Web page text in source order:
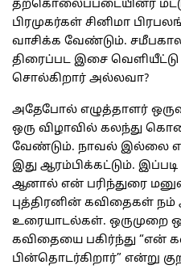
தற்கொலைப்படையினர்
பிரமுகர்கள் சினிமா
வாசிக்க வேண்டும்.
திரைப்பட இசை வெளியீட்டு
சொல்கிறார் அல்லவா?
அதேபோல் எழுத்தாளர்
ஒரு விழாவில் கலந்து
வேண்டும். நாவல் இல்லை
இது ஆரம்பிக்கட்டும்.
ஆனால் என் பரிந்துரை
புத்திரனின் கவிதைகள்
உரையாடல்கள். ஒருமுறை
கவிதையை பகிர்ந்து “என்
பின்தொடர்கிறார்” என்று